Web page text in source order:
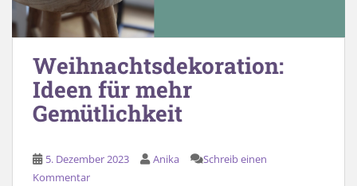
Weihnachtsdekoration:
Ideen für mehr
Gemütlichkeit
5. Dezember 2023 Anika
Schreib einen
Kommentar